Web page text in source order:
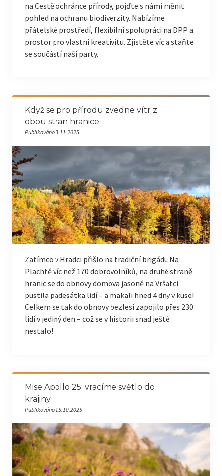
na Cestě ochránce přírody, pojďte s námi měnit
pohled na ochranu biodiverzity. Nabízíme
přátelské prostředí, flexibilní spolupráci na DPP a
prostor pro vlastní kreativitu. Zjistěte víc a staňte
se součástí naší party.
Když se pro přírodu zvedne vítr z
obou stran hranice
Publikováno 3.11.2025
Zatímco v Hradci přišlo na tradiční brigádu Na
Plachtě víc než 170 dobrovolníků, na druhé straně
hranic se do obnovy domova jasoně na Vršatci
pustila padesátka lidí – a makali hned 4 dny v kuse!
Celkem se tak do obnovy bezlesí zapojilo přes 230
lidí v jediný den – což se v historii snad ještě
nestalo!
Mise Apollo 25: vracíme světlo do
krajiny
Publikováno 15.10.2025